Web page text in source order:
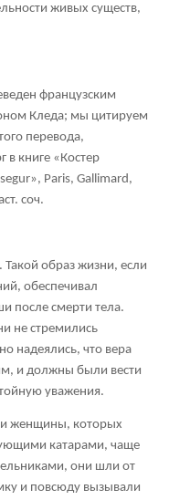
живых существ,
французским
Кледа; мы цитируем
перевода,
книге «Костер
Paris, Gallimard,
соч.
образ жизни, если
обеспечивал
после смерти тела.
не стремились
надеялись, что вера
и должны были вести
уважения.
женщины, которых
катарами, чаще
они шли от
и повсюду вызывали